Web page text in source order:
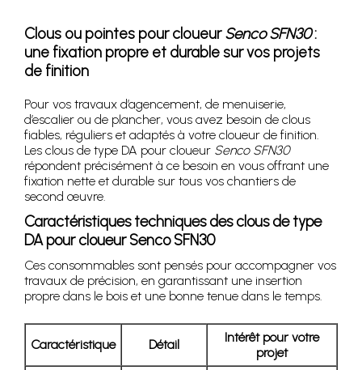
Clous ou pointes pour cloueurSenco SFN30:
une fixation propre et durable sur vos projets
de finition
Pour vos travaux d’agencement, de menuiserie,
d’escalier ou de plancher, vous avez besoin de clous
fiables, réguliers et adaptés à votre cloueur de finition.
Les clous de type DA pour cloueur Senco SFN30
répondent précisément à ce besoin en vous offrant une
fixation nette et durable sur tous vos chantiers de
second œuvre.
Caractéristiques techniques des clous de type
DA pour cloueur Senco SFN30
Ces consommables sont pensés pour accompagner vos
travaux de précision, en garantissant une insertion
propre dans le bois et une bonne tenue dans le temps.
Caractéristique Détail
Intérêt pour votre
projet